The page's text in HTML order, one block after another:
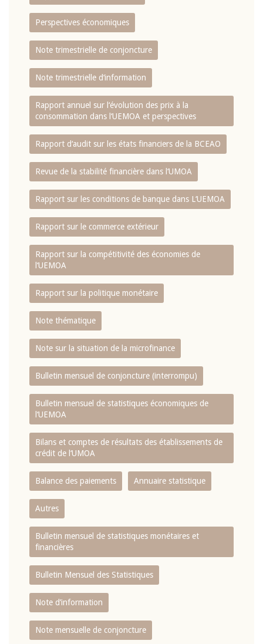
Perspectives économiques
Note trimestrielle de conjoncture
Note trimestrielle d‘information
Rapport annuel sur l‘évolution des prix à la
consommation dans l‘UEMOA et perspectives
Rapport d‘audit sur les états financiers de la BCEAO
Revue de la stabilité financière dans l‘UMOA
Rapport sur les conditions de banque dans L‘UEMOA
Rapport sur le commerce extérieur
Rapport sur la compétitivité des économies de
l‘UEMOA
Rapport sur la politique monétaire
Note thématique
Note sur la situation de la microfinance
Bulletin mensuel de conjoncture (interrompu)
Bulletin mensuel de statistiques économiques de
l‘UEMOA
Bilans et comptes de résultats des établissements de
crédit de l‘UMOA
Balance des paiements Annuaire statistique
Autres
Bulletin mensuel de statistiques monétaires et
financières
Bulletin Mensuel des Statistiques
Note d’information
Note mensuelle de conjoncture